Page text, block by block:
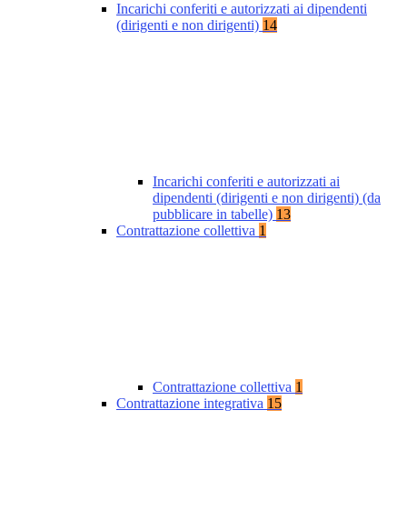
Incarichi conferiti e autorizzati ai dipendenti
(dirigenti e non dirigenti) 14
Incarichi conferiti e autorizzati ai
dipendenti (dirigenti e non dirigenti) (da
pubblicare in tabelle) 13
Contrattazione collettiva 1
Contrattazione collettiva 1
Contrattazione integrativa 15